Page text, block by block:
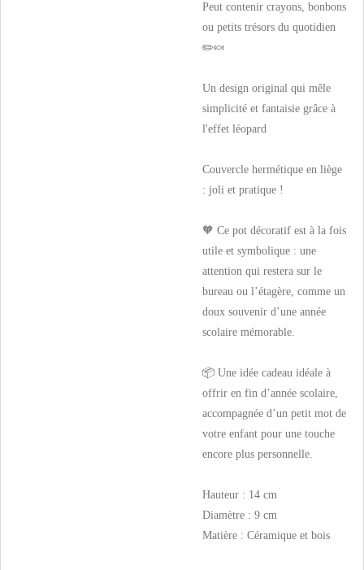
Peut contenir crayons, bonbons
ou petits trésors du quotidien
✏️🍬
Un design original qui mêle
simplicité et fantaisie grâce à
l'effet léopard
Couvercle hermétique en liège
: joli et pratique !
🧡 Ce pot décoratif est à la fois
utile et symbolique : une
attention qui restera sur le
bureau ou l’étagère, comme un
doux souvenir d’une année
scolaire mémorable.
📦 Une idée cadeau idéale à
offrir en fin d’année scolaire,
accompagnée d’un petit mot de
votre enfant pour une touche
encore plus personnelle.
Hauteur : 14 cm
Diamètre : 9 cm
Matière : Céramique et bois